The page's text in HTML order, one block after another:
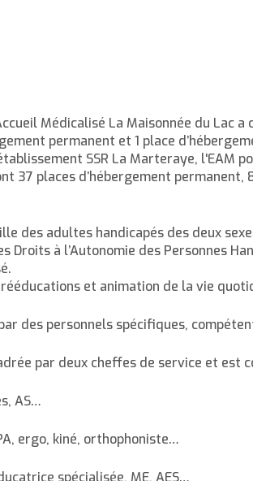
Médicalisé La Maisonnée du Lac
permanent et 1 place
SSR La Marteraye, l'EAM
37 places d’hébergement permanent,
des adultes handicapés des deux
Droits à l’Autonomie des Personnes
et animation de la vie
des personnels spécifiques,
par deux cheffes de service et est
AS…
ergo, kiné, orthophoniste…